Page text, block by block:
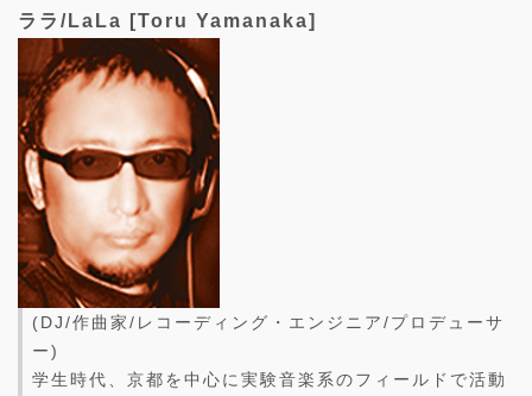
ララ/LaLa [Toru Yamanaka]
(DJ/作曲家/レコーディング・エンジニア/プロデューサ
ー)
学生時代、京都を中心に実験音楽系のフィールドで活動